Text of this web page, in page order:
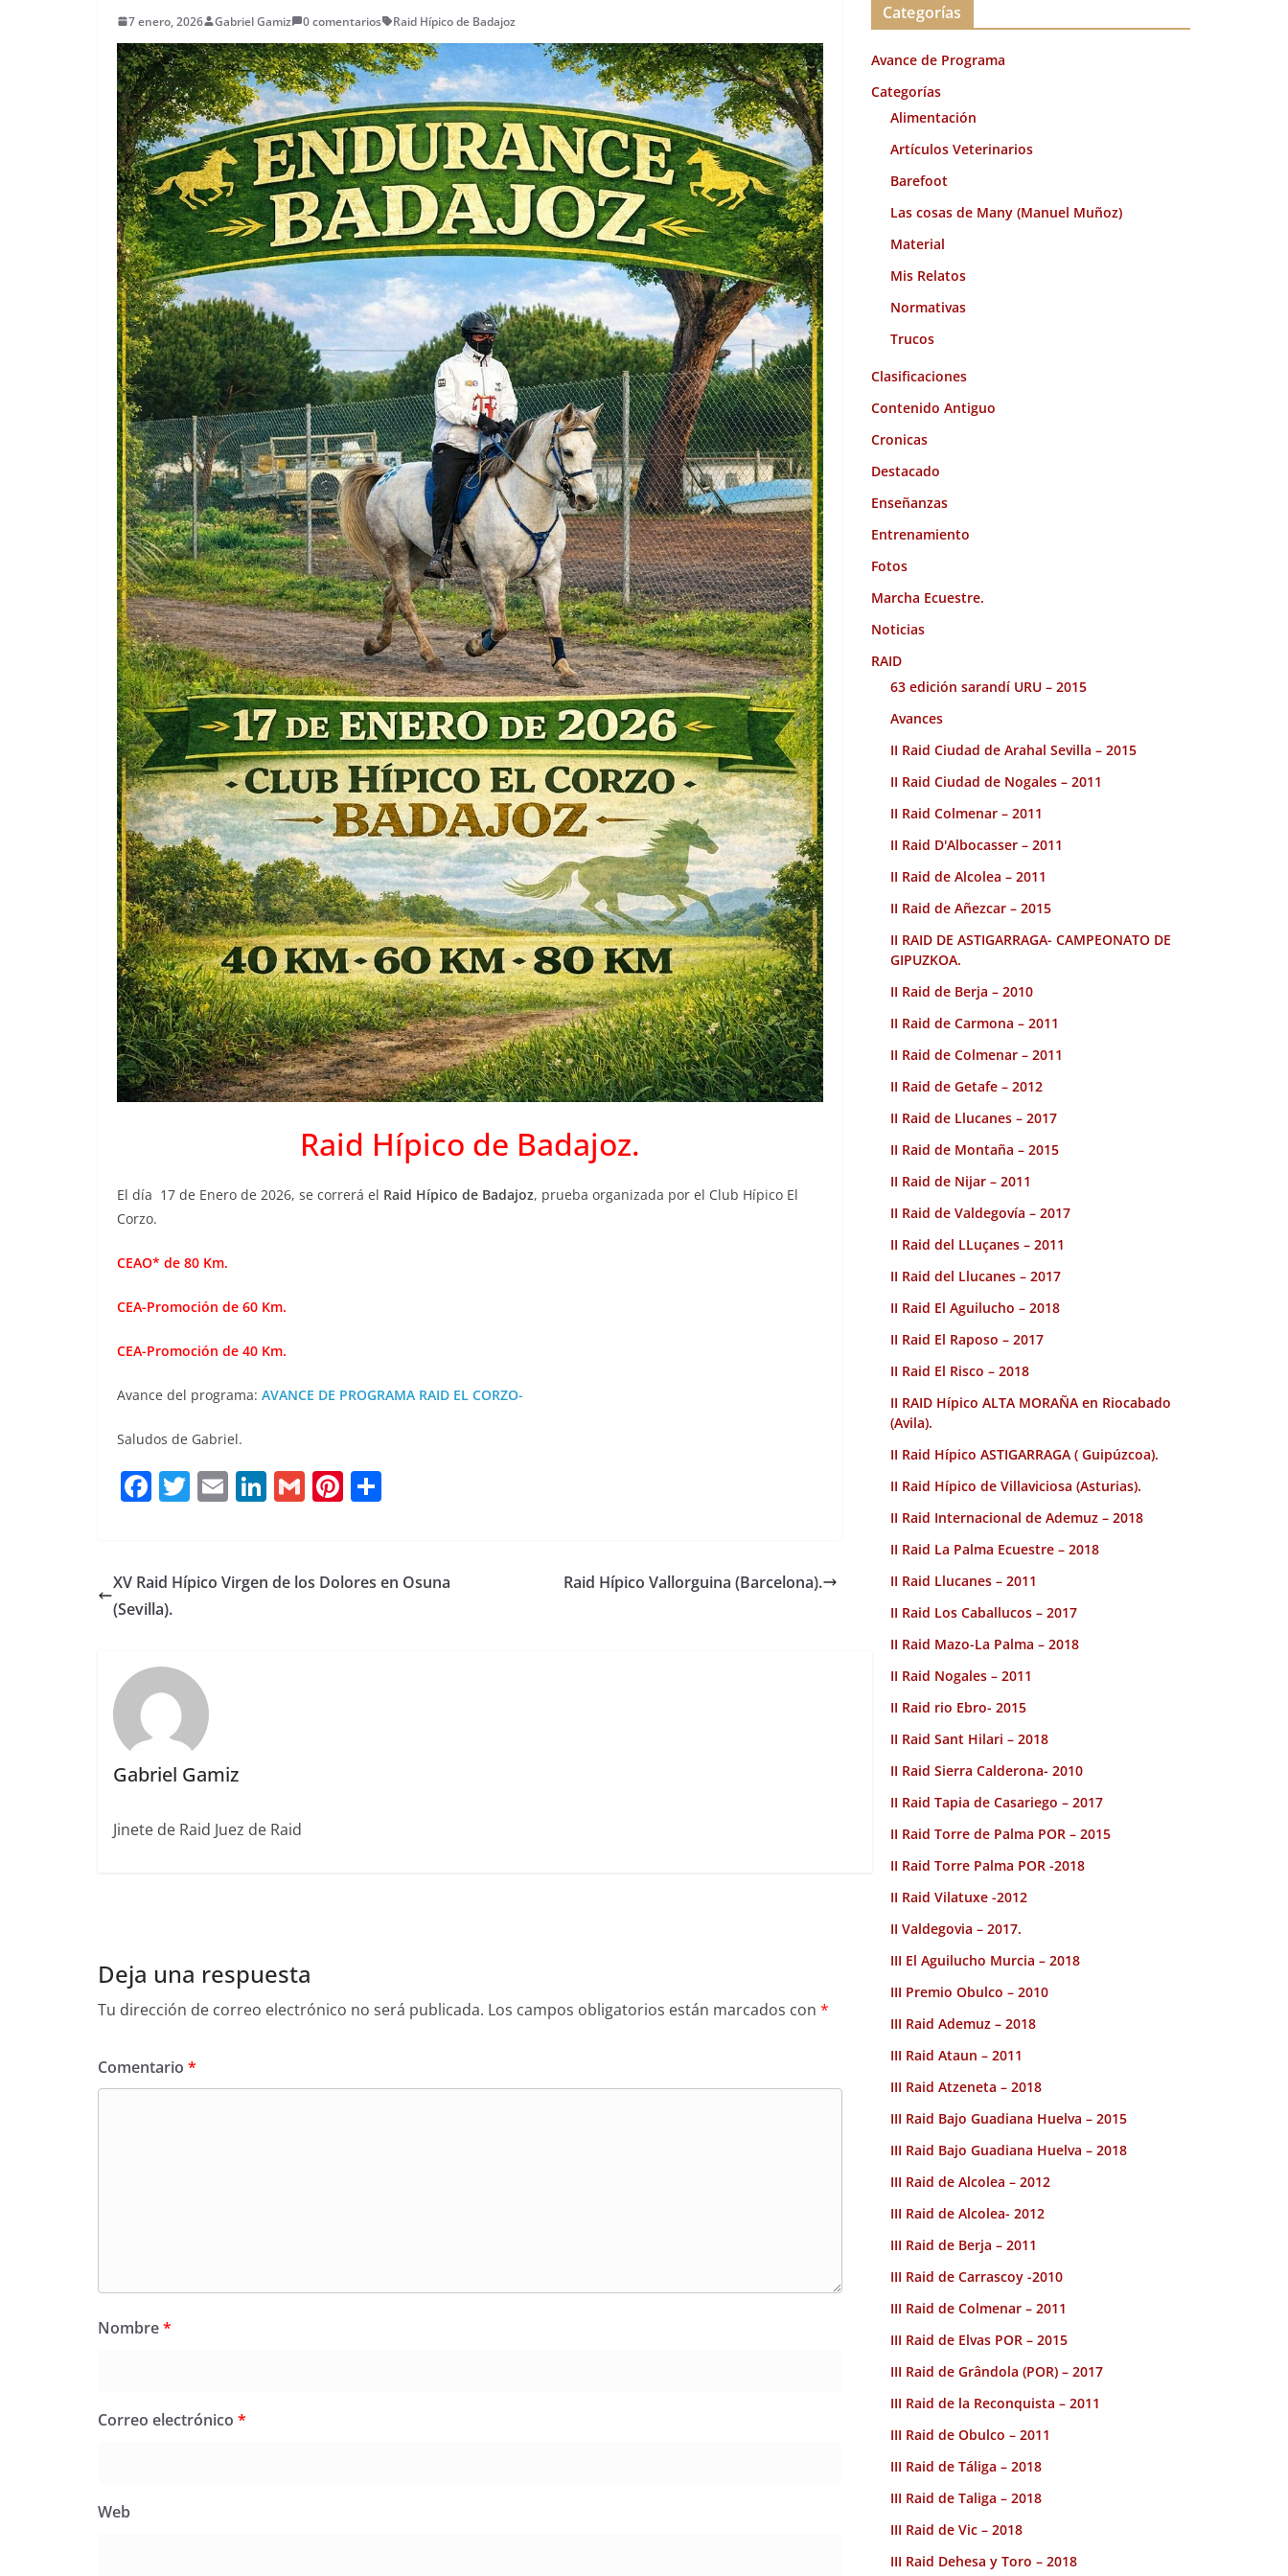
7 enero, 2026 Gabriel Gamiz 0 comentarios Raid Hípico de Badajoz
Raid Hípico de Badajoz.
El día 17 de Enero de 2026, se correrá el Raid Hípico de Badajoz, prueba organizada por el Club Hípico El
Corzo.
CEAO* de 80 Km.
CEA-Promoción de 60 Km.
CEA-Promoción de 40 Km.
Avance del programa: AVANCE DE PROGRAMA RAID EL CORZO-
Saludos de Gabriel.
F
e
b
o
k
T
te
E
l
Li
e
G
l
Pi
rep
XV Raid Hípico Virgen de los Dolores en Osuna
(Sevilla).
Raid Hípico Vallorguina (Barcelona).
Gabriel Gamiz
Jinete de Raid Juez de Raid
Deja una respuesta
Tu dirección de correo electrónico no será publicada. Los campos obligatorios están marcados con *
Comentario *
Nombre*
Correo electrónico *
Web
v
o
Categorías
Avance de Programa
Categorías
Alimentación
Artículos Veterinarios
Barefoot
Las cosas de Many (Manuel Muñoz)
Material
Mis Relatos
Normativas
Trucos
Clasificaciones
Contenido Antiguo
Cronicas
Destacado
Enseñanzas
Entrenamiento
Fotos
Marcha Ecuestre.
Noticias
RAID
63 edición sarandí URU – 2015
Avances
II Raid Ciudad de Arahal Sevilla – 2015
II Raid Ciudad de Nogales – 2011
II Raid Colmenar – 2011
II Raid D'Albocasser – 2011
II Raid de Alcolea – 2011
II Raid de Añezcar – 2015
II RAID DE ASTIGARRAGA- CAMPEONATO DE
GIPUZKOA.
II Raid de Berja – 2010
II Raid de Carmona – 2011
II Raid de Colmenar – 2011
II Raid de Getafe – 2012
II Raid de Llucanes – 2017
II Raid de Montaña – 2015
II Raid de Nijar – 2011
II Raid de Valdegovía – 2017
II Raid del LLuçanes – 2011
II Raid del Llucanes – 2017
II Raid El Aguilucho – 2018
II Raid El Raposo – 2017
II Raid El Risco – 2018
II RAID Hípico ALTA MORAÑA en Riocabado
(Avila).
II Raid Hípico ASTIGARRAGA ( Guipúzcoa).
II Raid Hípico de Villaviciosa (Asturias).
II Raid Internacional de Ademuz – 2018
II Raid La Palma Ecuestre – 2018
II Raid Llucanes – 2011
II Raid Los Caballucos – 2017
II Raid Mazo-La Palma – 2018
II Raid Nogales – 2011
II Raid rio Ebro- 2015
II Raid Sant Hilari – 2018
II Raid Sierra Calderona- 2010
II Raid Tapia de Casariego – 2017
II Raid Torre de Palma POR – 2015
II Raid Torre Palma POR -2018
II Raid Vilatuxe -2012
II Valdegovia – 2017.
III El Aguilucho Murcia – 2018
III Premio Obulco – 2010
III Raid Ademuz – 2018
III Raid Ataun – 2011
III Raid Atzeneta – 2018
III Raid Bajo Guadiana Huelva – 2015
III Raid Bajo Guadiana Huelva – 2018
III Raid de Alcolea – 2012
III Raid de Alcolea- 2012
III Raid de Berja – 2011
III Raid de Carrascoy -2010
III Raid de Colmenar – 2011
III Raid de Elvas POR – 2015
III Raid de Grândola (POR) – 2017
III Raid de la Reconquista – 2011
III Raid de Obulco – 2011
III Raid de Táliga – 2018
III Raid de Taliga – 2018
III Raid de Vic – 2018
III Raid Dehesa y Toro – 2018